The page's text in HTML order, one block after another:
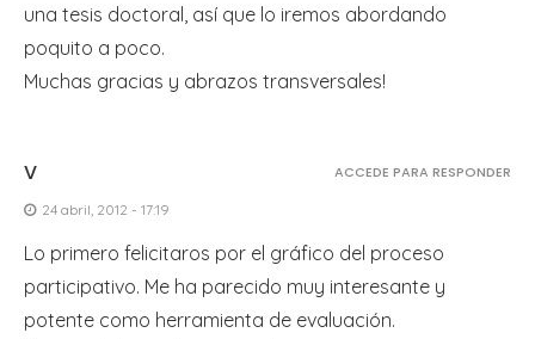
una tesis doctoral, así que lo iremos abordando
poquito a poco.
Muchas gracias y abrazos transversales!
V
24 abril, 2012 - 17:19
Lo primero felicitaros por el gráfico del proceso
participativo. Me ha parecido muy interesante y
potente como herramienta de evaluación.
ACCEDE PARA RESPONDER